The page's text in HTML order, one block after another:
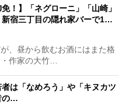
免！】「ネグローニ」「山崎」
新宿三丁目の隠れ家バーで1…
、昼から飲むお酒にはまた格
作家の大竹…
は「なめろう」や「キヌカツ
の…